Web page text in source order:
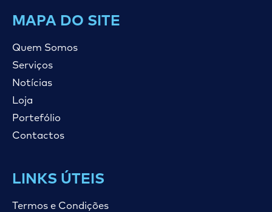
MAPA DO SITE
Quem Somos
Serviços
Notícias
Loja
Portefólio
Contactos
LINKS ÚTEIS
Termos e Condições